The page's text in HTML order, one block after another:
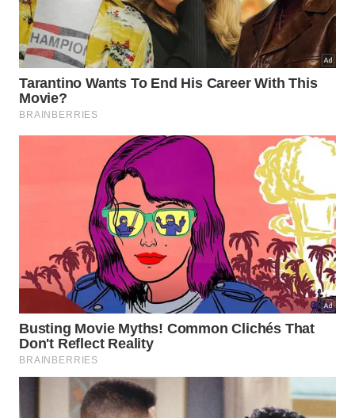
mesa, ela lembra que algumas frutas brasileiras não
foram esquecidas por falta de qualidade, mas por
falta de espaço na rotina urbana.